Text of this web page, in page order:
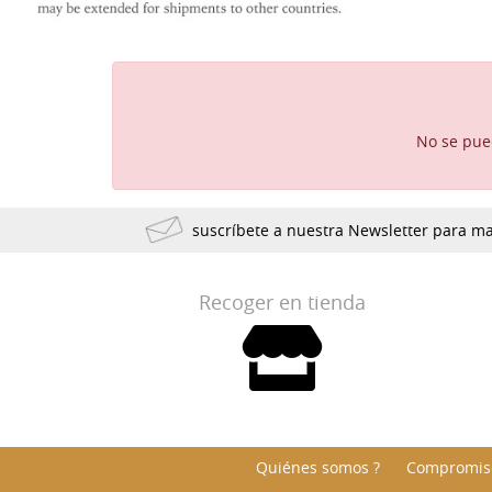
No se
suscríbete a nuestra Newsletter para
Recoger en tienda
Quiénes somos ?